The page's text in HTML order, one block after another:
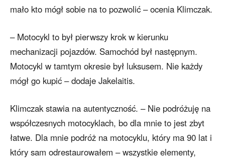
mało kto mógł sobie na to pozwolić – ocenia Klimczak.
– Motocykl to był pierwszy krok w kierunku
mechanizacji pojazdów. Samochód był następnym.
Motocykl w tamtym okresie był luksusem. Nie każdy
mógł go kupić – dodaje Jakelaitis.
Klimczak stawia na autentyczność. – Nie podróżuję na
współczesnych motocyklach, bo dla mnie to jest zbyt
łatwe. Dla mnie podróż na motocyklu, który ma 90 lat i
który sam odrestaurowałem – wszystkie elementy,